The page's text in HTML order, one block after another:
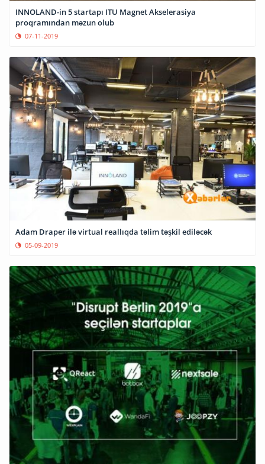
INNOLAND-in 5 startapı ITU Magnet Akselerasiya
proqramından məzun olub
07-11-2019
Adam Draper ilə virtual reallıqda təlim təşkil ediləcək
05-09-2019